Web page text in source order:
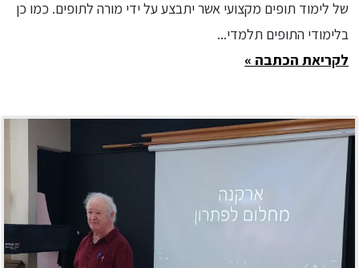
של לימוד תופים מקצועי אשר יתבצע על ידי מורה לתופים. כמו כן
בלימודי התופים תלמדי...
לקריאת הכתבה »